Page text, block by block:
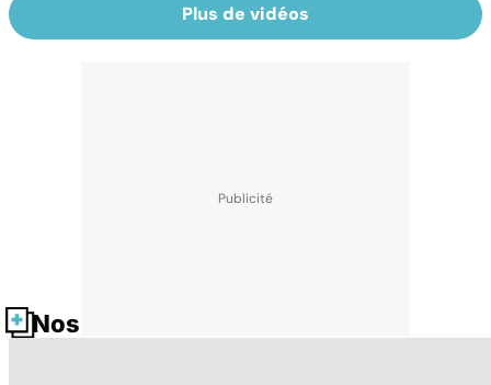
Plus de vidéos
Nos fiches santé